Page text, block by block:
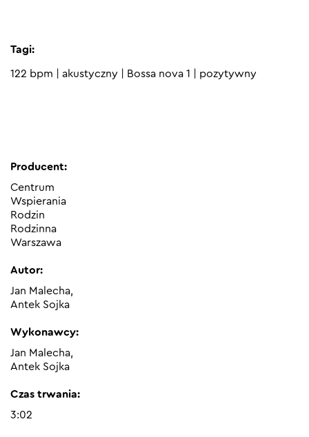
Tagi:
122 bpm akustyczny Bossa nova 1 pozytywny
Producent:
Centrum
Wspierania
Rodzin
Rodzinna
Warszawa
Autor:
Jan Malecha,
Antek Sojka
Wykonawcy:
Jan Malecha,
Antek Sojka
Czas trwania:
3:02